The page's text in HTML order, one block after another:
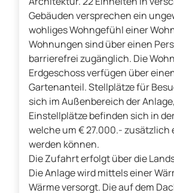
Gebäuden versprechen ein
wohliges Wohngefühl einer
Wohnungen sind über einen
barrierefrei zugänglich. Die
Erdgeschoss verfügen über
Gartenanteil. Stellplätze für
sich im Außenbereich der
Einstellplätze befinden sich in
welche um € 27.000.- zusätzlich
werden können.
Die Zufahrt erfolgt über die
Die Anlage wird mittels einer
Wärme versorgt. Die auf dem